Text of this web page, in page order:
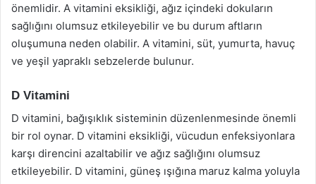
önemlidir. A vitamini eksikliği, ağız içindeki dokuların
sağlığını olumsuz etkileyebilir ve bu durum aftların
oluşumuna neden olabilir. A vitamini, süt, yumurta, havuç
ve yeşil yapraklı sebzelerde bulunur.
D Vitamini
D vitamini, bağışıklık sisteminin düzenlenmesinde önemli
bir rol oynar. D vitamini eksikliği, vücudun enfeksiyonlara
karşı direncini azaltabilir ve ağız sağlığını olumsuz
etkileyebilir. D vitamini, güneş ışığına maruz kalma yoluyla